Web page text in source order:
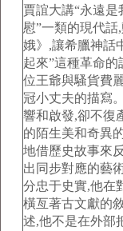
賈誼大講“永遠
慰”一類的現代
娥》,讓希臘神話
起來”這種革命
位王爺與騷貨費
冠小丈夫的描寫
響和啟發,卻不復
的陌生美和奇異
地借歷史故事來
出同步對應的藝
分忠于史實,他在
橫亙著古文獻的
述,他不是在外部